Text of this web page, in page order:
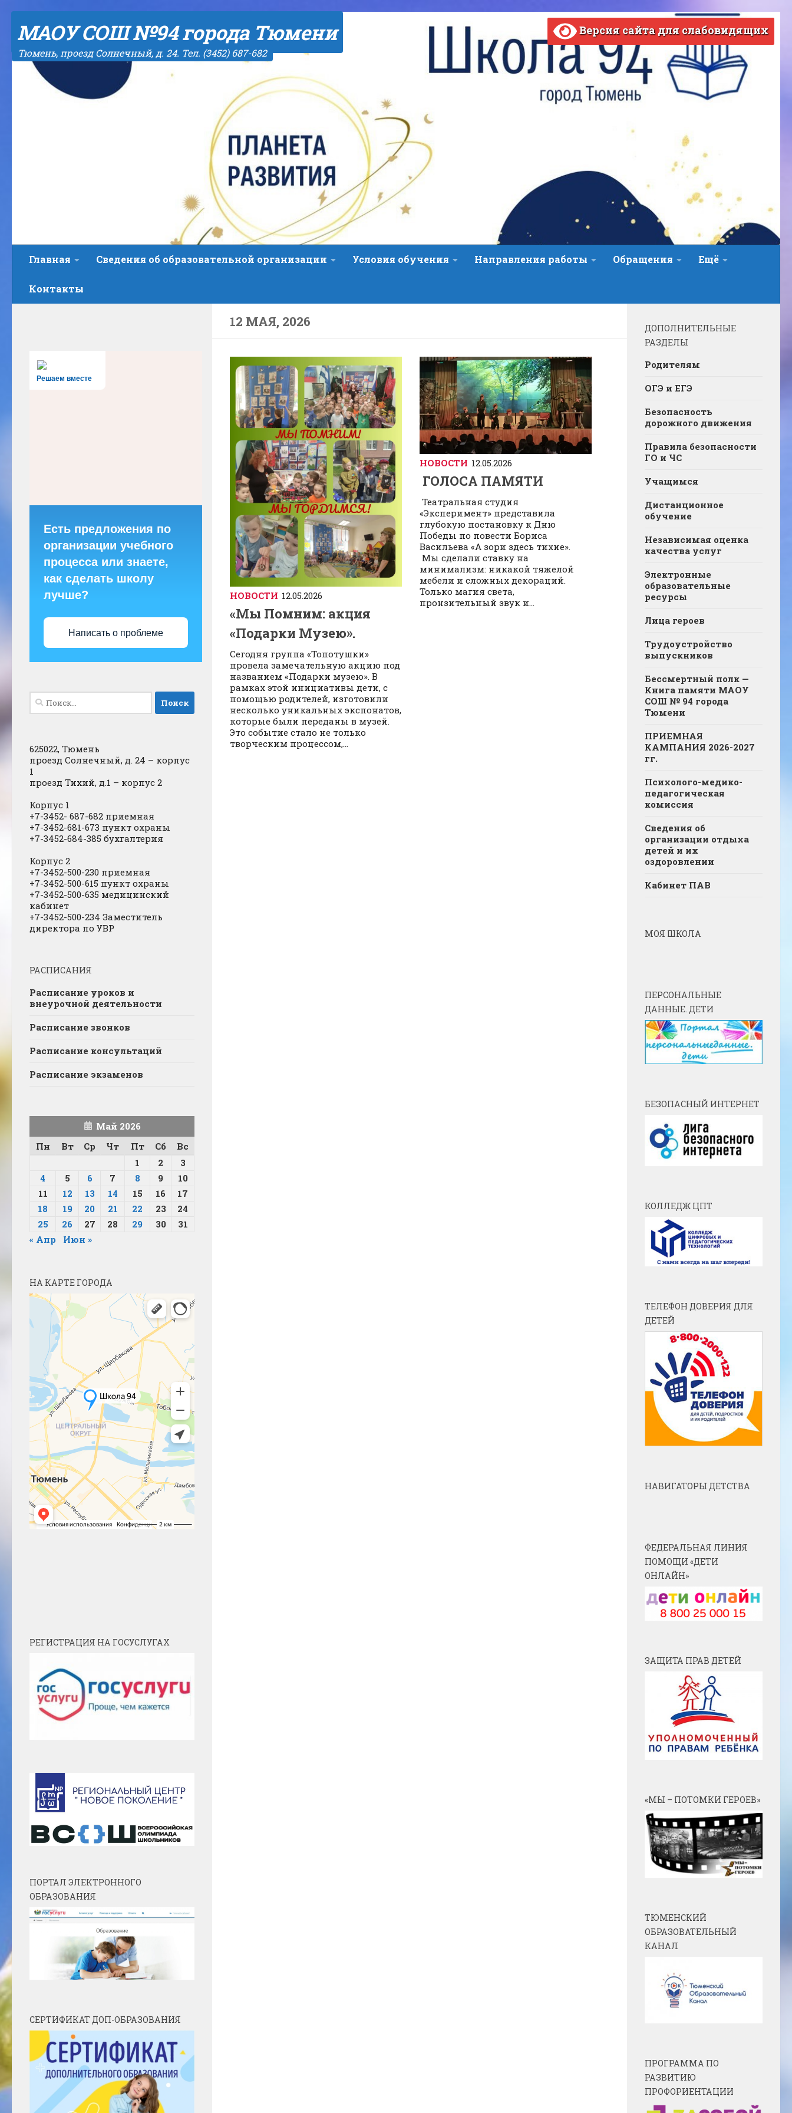
МАОУ СОШ №94 города Тюмени
Тюмень, проезд Солнечный, д. 24. Тел. (3452) 687-682
ВЕРСИЯ САЙТА ДЛЯ СЛАБОВИДЯЩИХ
Версия сайта для слабовидящих
Главная Сведения об образовательной организации Условия обучения Направления работы Обращения Ещё
Контакты
12 МАЯ, 2026
НОВОСТИ 12.05.2026
«Мы Помним: акция
«Подарки Музею».
Сегодня группа «Топотушки»
провела замечательную акцию под
названием «Подарки музею». В
рамках этой инициативы дети, с
помощью родителей, изготовили
несколько уникальных экспонатов,
которые были переданы в музей.
Это событие стало не только
творческим процессом,...
НОВОСТИ 12.05.2026
ГОЛОСА ПАМЯТИ
Театральная студия
«Эксперимент» представила
глубокую постановку к Дню
Победы по повести Бориса
Васильева «А зори здесь тихие».
Мы сделали ставку на
минимализм: никакой тяжелой
мебели и сложных декораций.
Только магия света,
пронзительный звук и...
Решаем вместе
Есть предложения по
организации учебного
процесса или знаете,
как сделать школу
лучше?
Написать о проблеме
Найти:
625022, Тюмень
проезд Солнечный, д. 24 – корпус
1
проезд Тихий, д.1 – корпус 2
Корпус 1
+7-3452- 687-682 приемная
+7-3452-681-673 пункт охраны
+7-3452-684-385 бухгалтерия
Корпус 2
+7-3452-500-230 приемная
+7-3452-500-615 пункт охраны
+7-3452-500-635 медицинский
кабинет
+7-3452-500-234 Заместитель
директора по УВР
РАСПИСАНИЯ
Расписание уроков и
внеурочной деятельности
Расписание звонков
Расписание консультаций
Расписание экзаменов
Май 2026
Пн
Вт Ср Чт Пт Сб
Вс
1
2
3
4
5 6 7 8 9
10
11
12 13 14 15 16
17
18
19 20 21 22 23
24
25
26 27 28 29 30
31
« Апр
Июн »
НА КАРТЕ ГОРОДА
РЕГИСТРАЦИЯ НА ГОСУСЛУГАХ
ПОРТАЛ ЭЛЕКТРОННОГО
ОБРАЗОВАНИЯ
СЕРТИФИКАТ ДОП-ОБРАЗОВАНИЯ
ДОПОЛНИТЕЛЬНЫЕ
РАЗДЕЛЫ
Родителям
ОГЭ и ЕГЭ
Безопасность
дорожного движения
Правила безопасности
ГО и ЧС
Учащимся
Дистанционное
обучение
Независимая оценка
качества услуг
Электронные
образовательные
ресурсы
Лица героев
Трудоустройство
выпускников
Бессмертный полк —
Книга памяти МАОУ
СОШ № 94 города
Тюмени
ПРИЕМНАЯ
КАМПАНИЯ 2026-2027
гг.
Психолого-медико-
педагогическая
комиссия
Сведения об
организации отдыха
детей и их
оздоровлении
Кабинет ПАВ
МОЯ ШКОЛА
ПЕРСОНАЛЬНЫЕ
ДАННЫЕ. ДЕТИ
БЕЗОПАСНЫЙ ИНТЕРНЕТ
КОЛЛЕДЖ ЦПТ
ТЕЛЕФОН ДОВЕРИЯ ДЛЯ
ДЕТЕЙ
НАВИГАТОРЫ ДЕТСТВА
ФЕДЕРАЛЬНАЯ ЛИНИЯ
ПОМОЩИ «ДЕТИ
ОНЛАЙН»
ЗАЩИТА ПРАВ ДЕТЕЙ
«МЫ – ПОТОМКИ ГЕРОЕВ»
ТЮМЕНСКИЙ
ОБРАЗОВАТЕЛЬНЫЙ
КАНАЛ
ПРОГРАММА ПО
РАЗВИТИЮ
ПРОФОРИЕНТАЦИИ